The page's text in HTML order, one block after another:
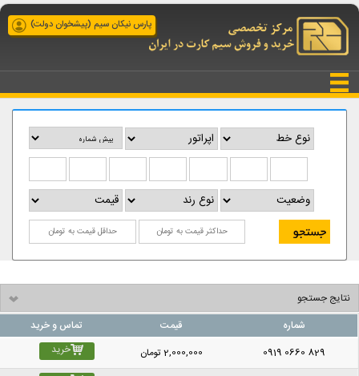
پارس نیکان سیم (پیشخوان دولت)
نتایج جستجو
شماره
قیمت
تماس و خرید
0919 0660 829
2,000,000تومان خرید